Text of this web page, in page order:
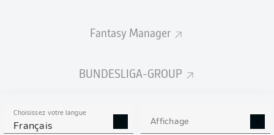
Fantasy Manager
BUNDESLIGA-GROUP
Choisissez votre langue
Français Affichage
STATS DE LA SAISON
2024/2025